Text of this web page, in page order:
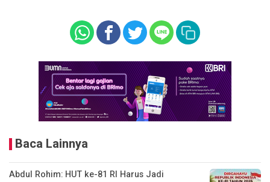
Baca Lainnya
Abdul Rohim: HUT ke-81 RI Harus Jadi